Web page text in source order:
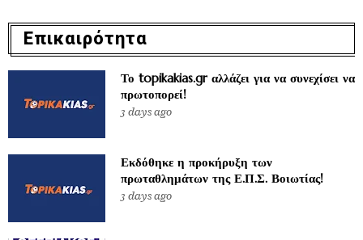
Επικαιρότητα
Το topikakias.gr αλλάζει για να συνεχίσει να
πρωτοπορεί!
3 days ago
Εκδόθηκε η προκήρυξη των
πρωταθλημάτων της Ε.Π.Σ. Βοιωτίας!
3 days ago